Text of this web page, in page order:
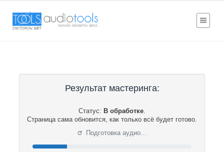
Результат мастеринга:
Статус: В обработке.
Страница сама обновится, как только всё будет готово.
⟳ Подготовка аудио…